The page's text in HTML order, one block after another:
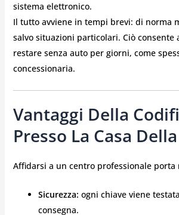
sistema elettronico.
Il tutto avviene in tempi brevi: di norma
salvo situazioni particolari. Ciò consente
restare senza auto per giorni, come
concessionaria.
Vantaggi Della
Presso La Casa
Affidarsi a un centro professionale porta
Sicurezza: ogni chiave viene
consegna.